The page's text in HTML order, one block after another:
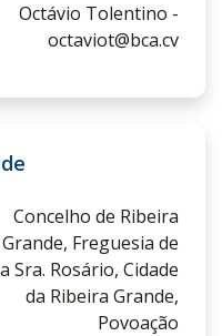
Octávio Tolentino -
octaviot@bca.cv
Concelho de Ribeira
Grande, Freguesia de
Sra. Rosário, Cidade
da Ribeira Grande,
Povoação